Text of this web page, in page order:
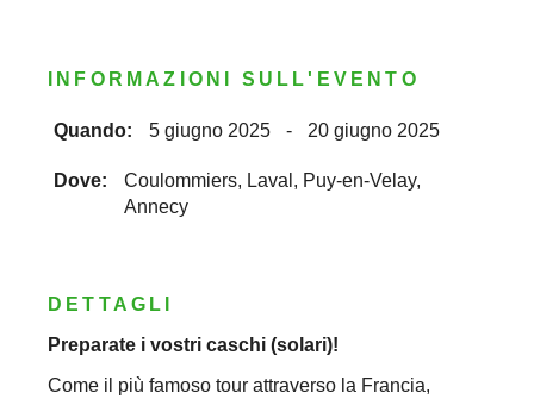
INFORMAZIONI SULL'EVENTO
Quando: 5 giugno 2025 - 20 giugno 2025
Dove:
Coulommiers, Laval, Puy-en-Velay,
Annecy
DETTAGLI
Preparate i vostri caschi (solari)!
Come il più famoso tour attraverso la Francia,